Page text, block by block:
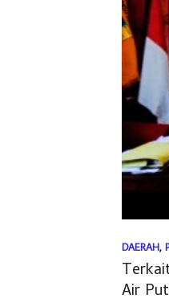
DAERAH,
Air